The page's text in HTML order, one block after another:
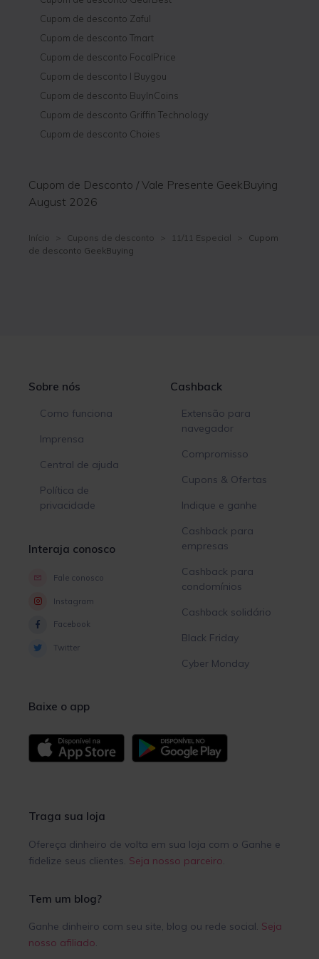
Cupom de desconto Zaful
Cupom de desconto Tmart
Cupom de desconto FocalPrice
Cupom de desconto I Buygou
Cupom de desconto BuyInCoins
Cupom de desconto Griffin Technology
Cupom de desconto Choies
Cupom de Desconto / Vale Presente GeekBuying
August 2026
Início > Cupons de desconto > 11/11 Especial >
Cupom
de desconto GeekBuying
Sobre nós
Como funciona
Imprensa
Central de ajuda
Política de
privacidade
Interaja conosco
Fale conosco
Instagram
Facebook
Twitter
Cashback
Extensão para
navegador
Compromisso
Cupons & Ofertas
Indique e ganhe
Cashback para
empresas
Cashback para
condomínios
Cashback solidário
Black Friday
Cyber Monday
Baixe o app
Traga sua loja
Ofereça dinheiro de volta em sua loja com o Ganhe e
fidelize seus clientes. Seja nosso parceiro.
Tem um blog?
Ganhe dinheiro com seu site, blog ou rede social. Seja
nosso afiliado.